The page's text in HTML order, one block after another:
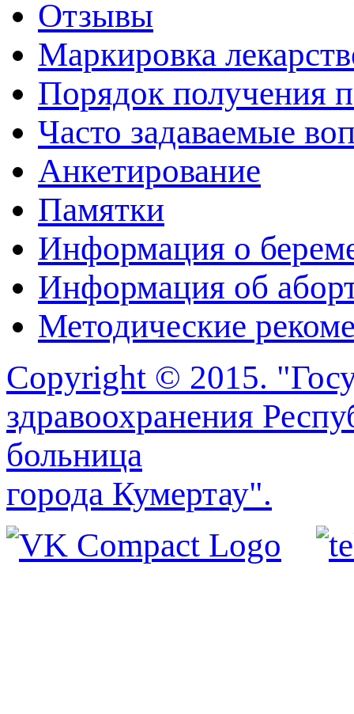
Отзывы
Маркировка
Порядок получения
Часто задаваемые
Анкетирование
Памятки
Информация о
Информация об
Методические
Copyright © 2015.
здравоохранения
больница
города Кумертау".